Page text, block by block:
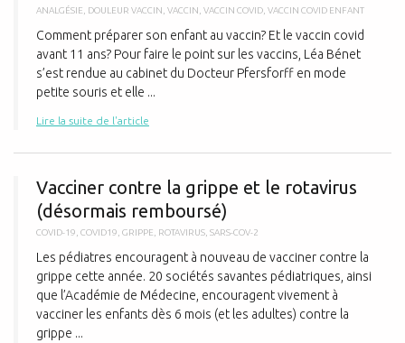
ANALGÉSIE DOULEUR VACCIN VACCIN VACCIN COVID VACCIN COVID ENFANT
Comment préparer son enfant au vaccin? Et le vaccin covid
avant 11 ans? Pour faire le point sur les vaccins, Léa Bénet
s’est rendue au cabinet du Docteur Pfersforff en mode
petite souris et elle ...
Lire la suite de l'article
Vacciner contre la grippe et le rotavirus
(désormais remboursé)
COVID-19 COVID19 GRIPPE ROTAVIRUS SARS-COV-2
Les pédiatres encouragent à nouveau de vacciner contre la
grippe cette année. 20 sociétés savantes pédiatriques, ainsi
que l’Académie de Médecine, encouragent vivement à
vacciner les enfants dès 6 mois (et les adultes) contre la
grippe ...